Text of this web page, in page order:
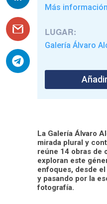
Más información
LUGAR:
Galería Álvaro
La Galería Álvaro
mirada plural y
reúne 14 obras de
exploran este
enfoques, desde
y pasando por la
fotografía.